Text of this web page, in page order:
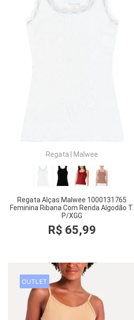
Regata Malwee
Regata Alças Malwee 1000131765
Feminina Ribana Com Renda Algodão T.
P/XGG
R$ 65,99
OUTLET